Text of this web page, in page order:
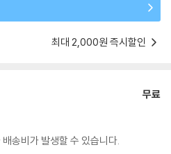
최대 2,000원 즉시할인
무료
송비가 발생할 수 있습니다.